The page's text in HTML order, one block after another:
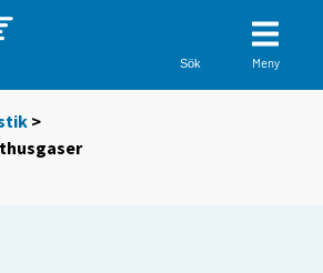
Sök Meny
>